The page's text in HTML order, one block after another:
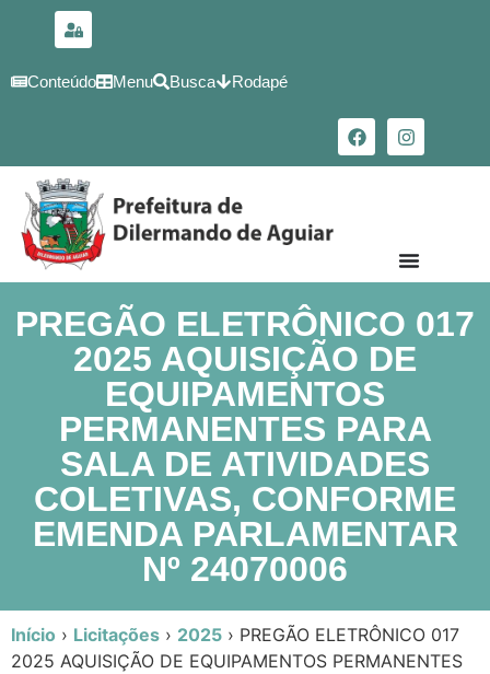
conteúdo
Conteúdo Menu Busca Rodapé
PREGÃO ELETRÔNICO 017
2025 AQUISIÇÃO DE
EQUIPAMENTOS
PERMANENTES PARA
SALA DE ATIVIDADES
COLETIVAS, CONFORME
EMENDA PARLAMENTAR
Nº 24070006
Início › Licitações › 2025 › PREGÃO ELETRÔNICO 017
2025 AQUISIÇÃO DE EQUIPAMENTOS PERMANENTES